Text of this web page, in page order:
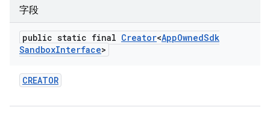
字段
public static final Creator<AppOwnedSdk
SandboxInterface>
CREATOR